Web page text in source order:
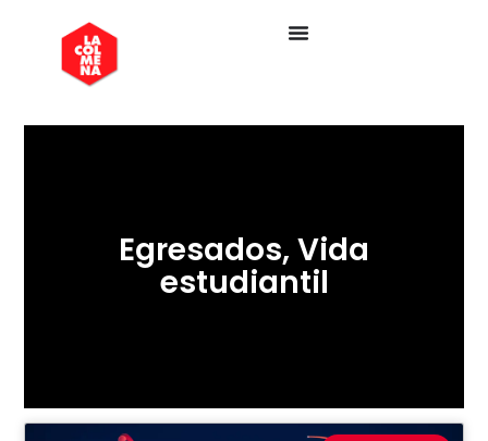
Egresados, Vida
estudiantil